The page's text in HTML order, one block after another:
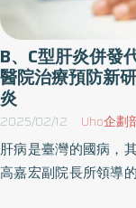
B、C型肝炎併發
醫院治療預防新
炎
2025/02/12 Uho企劃
肝病是臺灣的國病，
高嘉宏副院長所領導